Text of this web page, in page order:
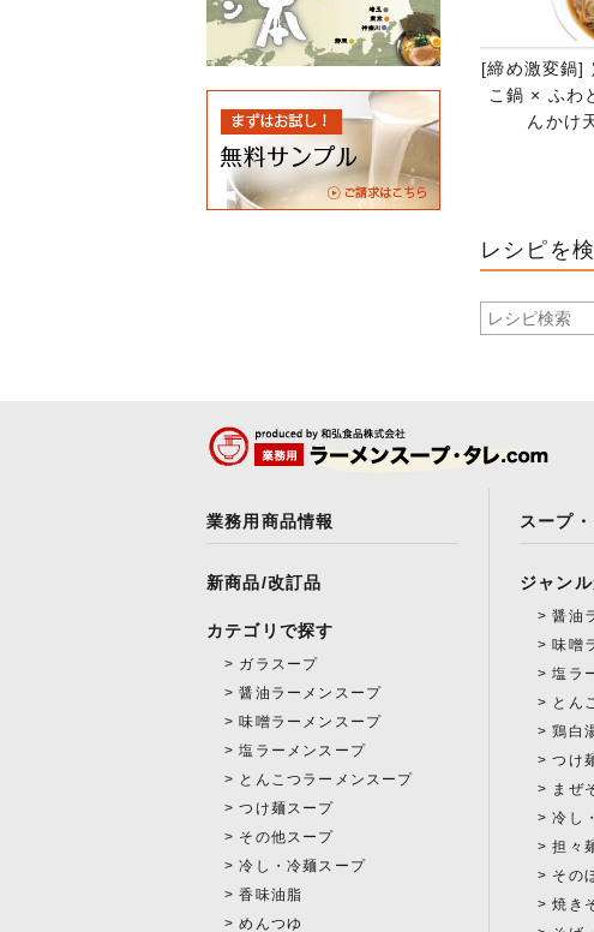
[締め激変鍋]
こ鍋 × ふわ
んかけ
レシピを
業務用商品情報
新商品/改訂品
カテゴリで探す
ガラスープ
醤油ラーメンスープ
味噌ラーメンスープ
塩ラーメンスープ
とんこつラーメンスープ
つけ麺スープ
その他スープ
冷し・冷麺スープ
香味油脂
めんつゆ
スープ
ジャン
醤油
味噌
塩ラ
とん
鶏白
つけ
まぜ
冷し
担々
その
焼き